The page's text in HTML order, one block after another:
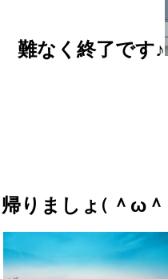
難なく終了です♪
りましょ( ＾ω